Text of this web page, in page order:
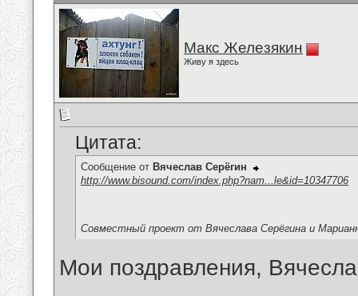
Макс Железякин
Живу я здесь
Цитата:
Сообщение от Вячеслав Серёгин
http://www.bisound.com/index.php?nam...le&id=10347706
Совместный проект от Вячеслава Серёгина и
Мои поздравления,